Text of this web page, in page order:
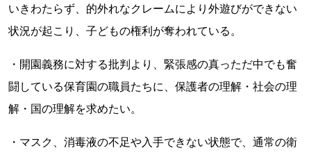
いきわたらず、的外れなクレームにより外遊びができない
状況が起こり、子どもの権利が奪われている。
・開園義務に対する批判より、緊張感の真っただ中でも奮
闘している保育園の職員たちに、保護者の理解・社会の理
解・国の理解を求めたい。
・マスク、消毒液の不足や入手できない状態で、通常の衛